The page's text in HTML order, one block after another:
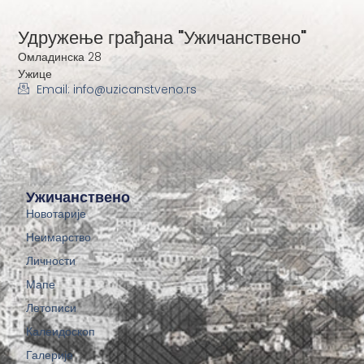
Ужичанствено
Новотарије
Неимарство
Личности
Мапе
Летописи
Калеидоскоп
Галерије
Удружење грађана "Ужичанствено"
Омладинска 28
Ужице
Email: info@uzicanstveno.rs